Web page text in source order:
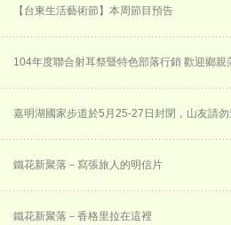
【台東生活藝術節】本周節目預告
104年度聯合射耳祭暨特色部落行銷 歡迎鄉親
嘉明湖國家步道於5月25-27日封閉，山友請
鐵花新聚落－寫張旅人的明信片
鐵花新聚落－香格里拉在這裡